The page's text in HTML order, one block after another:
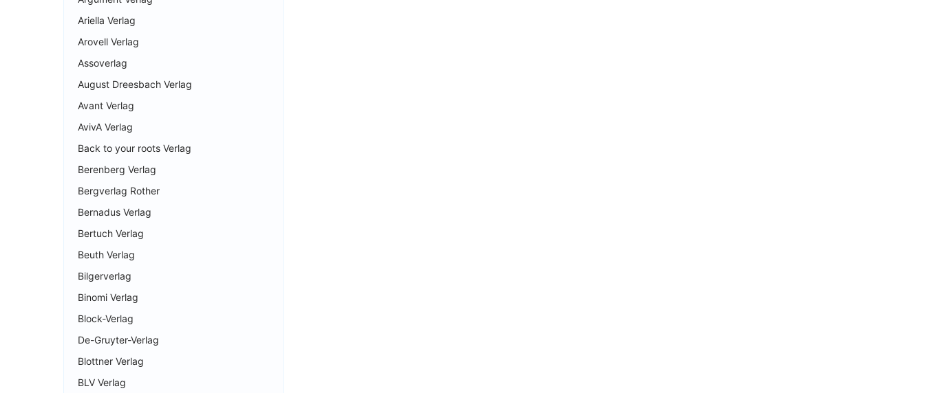
Ariella Verlag
Arovell Verlag
Assoverlag
August Dreesbach Verlag
Avant Verlag
AvivA Verlag
Back to your roots Verlag
Berenberg Verlag
Bergverlag Rother
Bernadus Verlag
Bertuch Verlag
Beuth Verlag
Bilgerverlag
Binomi Verlag
Block-Verlag
De-Gruyter-Verlag
Blottner Verlag
BLV Verlag